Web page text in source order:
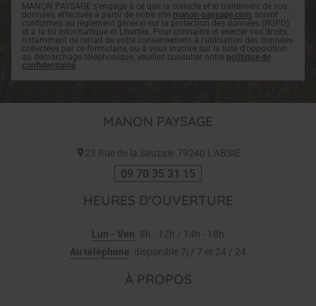
MANON PAYSAGE s'engage à ce que la collecte et le traitement de vos
données, effectués à partir de notre site manon-paysage.com , soient
conformes au règlement général sur la protection des données (RGPD)
et à la loi Informatique et Libertés. Pour connaître et exercer vos droits,
notamment de retrait de votre consentement à l'utilisation des données
collectées par ce formulaire, ou à vous inscrire sur la liste d'opposition
au démarchage téléphonique, veuillez consulter notre politique de
confidentialité
MANON PAYSAGE
23 Rue de la Sauzaie 79240 L'ABSIE
09 70 35 31 15
HEURES D'OUVERTURE
Lun - Ven 8h - 12h / 14h - 18h
Au téléphone disponible 7j / 7 et 24 / 24
À PROPOS